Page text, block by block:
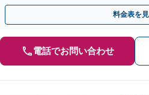
老舗事務所】【弁護士3人在籍】
料金表を
電話でお問い合わせ